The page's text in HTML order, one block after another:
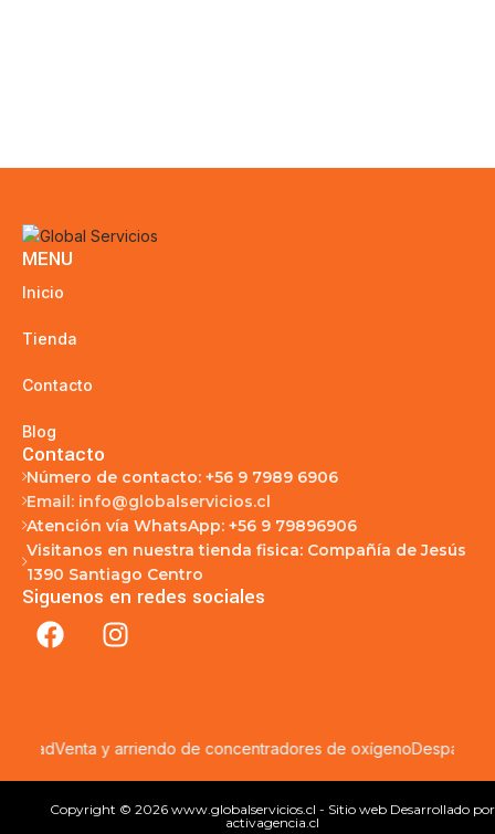
MENU
Inicio
Tienda
Contacto
Blog
Contacto
Número de contacto: +56 9 7989 6906
Email: info@globalservicios.cl
Atención vía WhatsApp: +56 9 79896906
Visitanos en nuestra tienda fisica: Compañía de Jesús
1390 Santiago Centro
Siguenos en redes sociales
Venta y arriendo de concentradores de oxígenoDespacho
Copyright © 2026 www.globalservicios.cl - Sitio web Desarrollado por
activagencia.cl